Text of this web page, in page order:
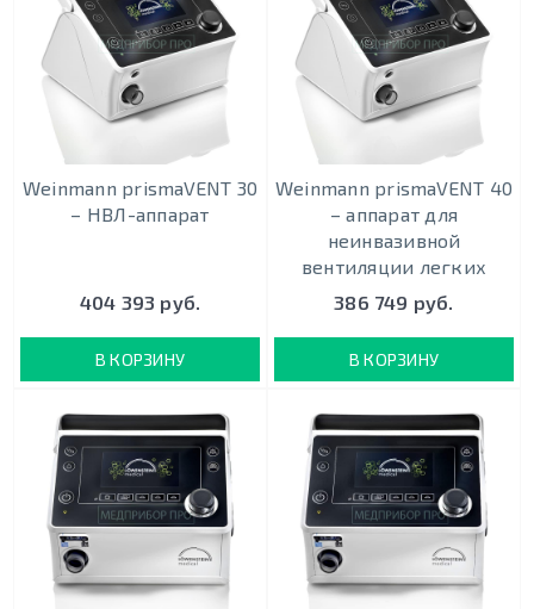
Weinmann prismaVENT 30
– НВЛ-аппарат
404 393 руб.
В КОРЗИНУ
Weinmann prismaVENT 40
– аппарат для
неинвазивной
вентиляции легких
386 749 руб.
В КОРЗИНУ